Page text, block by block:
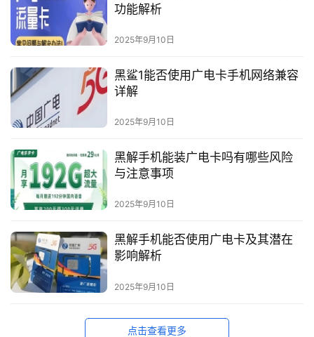
功能解析
2025年9月10日
黑鲨1能否使用广电卡手机网络兼容
详解
2025年9月10日
黑解手机能装广电卡吗有哪些风险
与注意事项
2025年9月10日
黑解手机能否使用广电卡及其潜在
影响解析
2025年9月10日
点击查看更多